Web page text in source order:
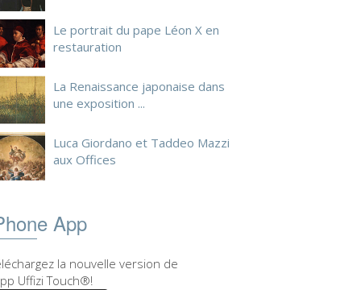
Le portrait du pape Léon X en
restauration
La Renaissance japonaise dans
une exposition ...
Luca Giordano et Taddeo Mazzi
aux Offices
App
la nouvelle version de
Uffizi Touch®!